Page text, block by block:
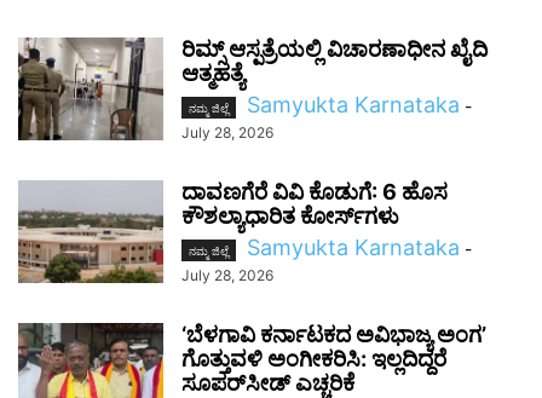
ರಿಮ್ಸ್ ಆಸ್ಪತ್ರೆಯಲ್ಲಿ ವಿಚಾರಣಾಧೀನ ಖೈದಿ
ಆತ್ಮಹತ್ಯೆ
ನಮ್ಮ ಜಿಲ್ಲೆ Samyukta Karnataka -
July 28, 2026
ದಾವಣಗೆರೆ ವಿವಿ ಕೊಡುಗೆ: 6 ಹೊಸ
ಕೌಶಲ್ಯಾಧಾರಿತ ಕೋರ್ಸ್‌ಗಳು
ನಮ್ಮ ಜಿಲ್ಲೆ Samyukta Karnataka -
July 28, 2026
‘ಬೆಳಗಾವಿ ಕರ್ನಾಟಕದ ಅವಿಭಾಜ್ಯ ಅಂಗ’
ಗೊತ್ತುವಳಿ ಅಂಗೀಕರಿಸಿ: ಇಲ್ಲದಿದ್ದರೆ
ಸೂಪರ್‌ಸೀಡ್ ಎಚ್ಚರಿಕೆ